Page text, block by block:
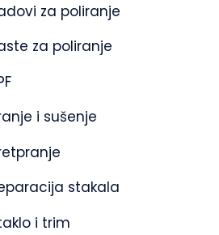
za poliranje
za poliranje
i sušenje
stakala
i trim